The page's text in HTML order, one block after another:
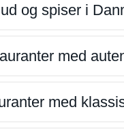
og spiser i
med
med